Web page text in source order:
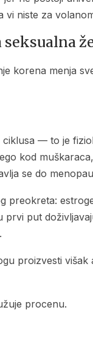
vi niste za
seksualna
kod
se do
put
procenu.